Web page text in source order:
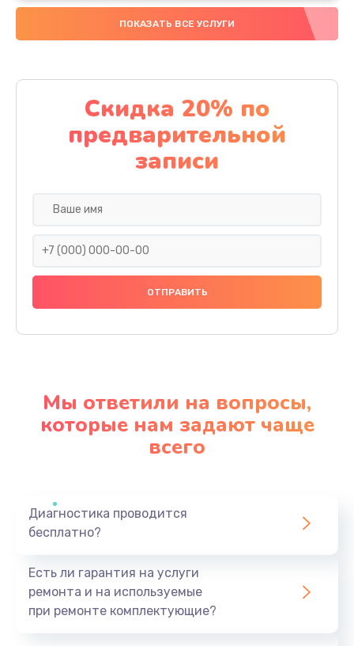
Замена SSD
1200 руб.
Замена северного моста
1950 руб.
Заказать
Замена шлейфа матрицы
950 руб.
Заказать
Замена системы охлаждения
Заказать
ПОКАЗАТЬ ВСЕ УСЛУГИ
Скидка 20% по
предварительной
записи
Мы ответили на вопросы,
которые нам задают чаще
всего
Диагностика проводится
бесплатно?
Есть ли гарантия на услуги
ремонта и на используемые
при ремонте комплектующие?